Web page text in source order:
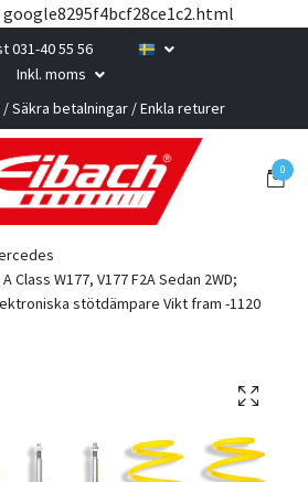
031-40 55 56
Inkl. moms
Säkra betalningar / Enkla returer
0
Class W177, V177 F2A Sedan 2WD;
stötdämpare Vikt fram -1120